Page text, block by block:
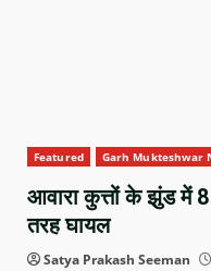
Featured Garh Mukteshwar
आवारा कुत्तों के झुंड में
तरह घायल
Satya Prakash Seeman